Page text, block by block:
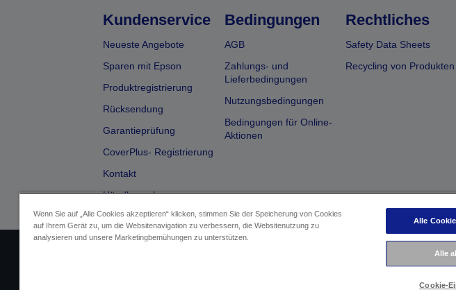
Kundenservice
Neueste Angebote
Sparen mit Epson
Produktregistrierung
Rücksendung
Garantieprüfung
CoverPlus- Registrierung
Kontakt
Händlersuche
Bedingungen
AGB
Zahlungs- und
Lieferbedingungen
Nutzungsbedingungen
Bedingungen für Online-
Aktionen
Rechtliches
Safety Data Sheets
Recycling von Produkten
Wenn Sie auf „Alle Cookies akzeptieren“ klicken, stimmen Sie der Speicherung von Cookies
auf Ihrem Gerät zu, um die Websitenavigation zu verbessern, die Websitenutzung zu
analysieren und unsere Marketingbemühungen zu unterstützen.
Alle
Alle
Cookie-